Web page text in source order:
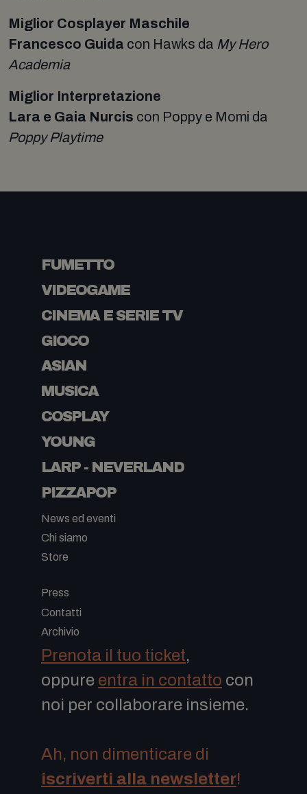
Miglior Cosplayer Maschile
Francesco Guida con Hawks da My Hero
Academia
Miglior Interpretazione
Lara e Gaia Nurcis con Poppy e Momi da
Poppy Playtime
FUMETTO
VIDEOGAME
CINEMA E SERIE TV
GIOCO
ASIAN
MUSICA
COSPLAY
YOUNG
LARP - NEVERLAND
PIZZAPOP
News ed eventi
Chi siamo
Store
Press
Contatti
Archivio
Prenota il tuo ticket,
oppure entra in contatto con
noi per collaborare insieme.
Ah, non dimenticare di
iscriverti alla newsletter!